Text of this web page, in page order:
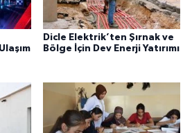
Dicle Elektrik’ten Şırnak ve
Bölge İçin Dev Enerji Yatırımı